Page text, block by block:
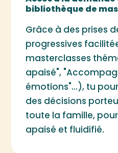
bibliothèque de
Grâce à des prises
progressives
masterclasses
apaisé",
émotions"…), tu
des décisions
toute la famille,
apaisé et fluidifié.